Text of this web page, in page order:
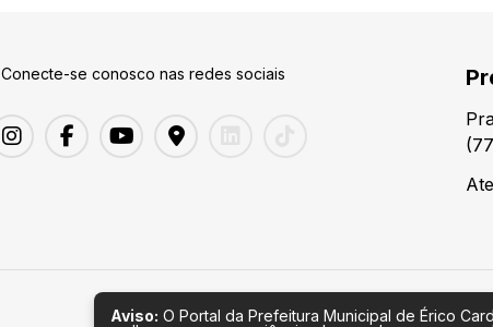
Conecte-se conosco nas redes sociais
Aviso: O Portal da Prefeitura Municipal de Érico